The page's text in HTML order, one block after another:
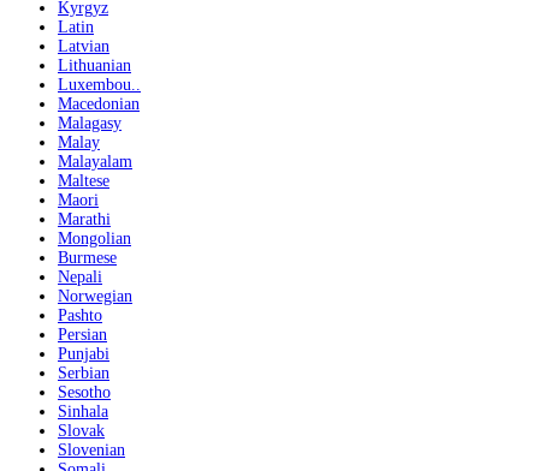
Kyrgyz
Latin
Latvian
Lithuanian
Luxembou..
Macedonian
Malagasy
Malay
Malayalam
Maltese
Maori
Marathi
Mongolian
Burmese
Nepali
Norwegian
Pashto
Persian
Punjabi
Serbian
Sesotho
Sinhala
Slovak
Slovenian